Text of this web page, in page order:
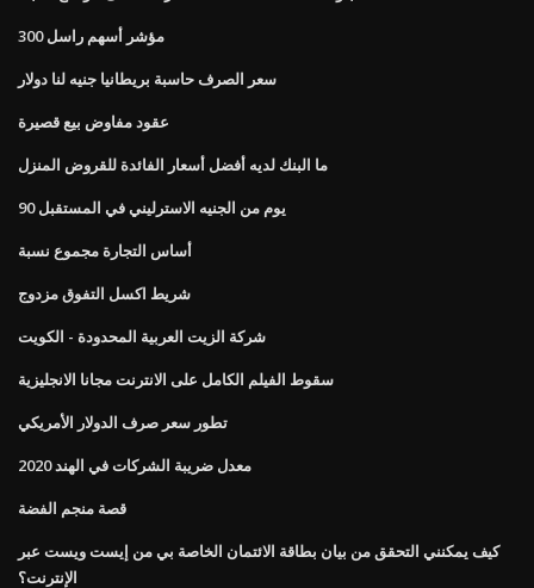
مؤشر أسهم راسل 300
سعر الصرف حاسبة بريطانيا جنيه لنا دولار
عقود مفاوض بيع قصيرة
ما البنك لديه أفضل أسعار الفائدة للقروض المنزل
90 يوم من الجنيه الاسترليني في المستقبل
أساس التجارة مجموع نسبة
شريط اكسل التفوق مزدوج
شركة الزيت العربية المحدودة - الكويت
سقوط الفيلم الكامل على الانترنت مجانا الانجليزية
تطور سعر صرف الدولار الأمريكي
معدل ضريبة الشركات في الهند 2020
قصة منجم الفضة
كيف يمكنني التحقق من بيان بطاقة الائتمان الخاصة بي من إيست ويست عبر
الإنترنت؟